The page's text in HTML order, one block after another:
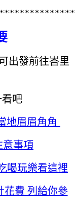
出發前往峇里
吧
地眉眉角角
事項
喝玩樂看這裡
花費 列給你參